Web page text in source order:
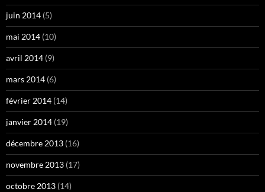
juin 2014 (5)
mai 2014 (10)
avril 2014 (9)
mars 2014 (6)
février 2014 (14)
janvier 2014 (19)
décembre 2013 (16)
novembre 2013 (17)
octobre 2013 (14)